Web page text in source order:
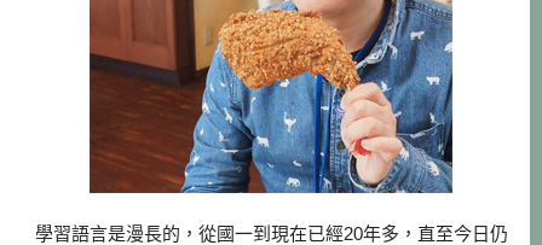
學習語言是漫長的，從國一到現在已經20年多，直至今日仍